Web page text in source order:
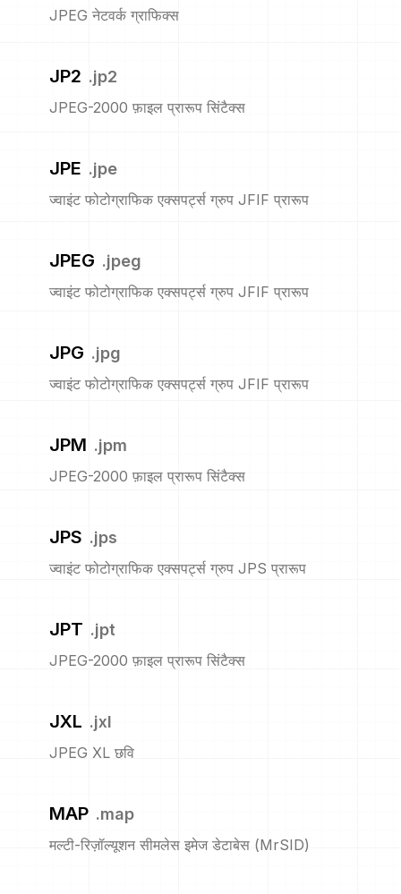
JPEG नेटवर्क ग्राफिक्स
JP2 .jp2
JPEG-2000 फ़ाइल प्रारूप सिंटैक्स
JPE .jpe
ज्वाइंट फोटोग्राफिक एक्सपर्ट्स ग्रुप JFIF प्रारूप
JPEG .jpeg
ज्वाइंट फोटोग्राफिक एक्सपर्ट्स ग्रुप JFIF प्रारूप
JPG .jpg
ज्वाइंट फोटोग्राफिक एक्सपर्ट्स ग्रुप JFIF प्रारूप
JPM .jpm
JPEG-2000 फ़ाइल प्रारूप सिंटैक्स
JPS .jps
ज्वाइंट फोटोग्राफिक एक्सपर्ट्स ग्रुप JPS प्रारूप
JPT .jpt
JPEG-2000 फ़ाइल प्रारूप सिंटैक्स
JXL .jxl
JPEG XL छवि
MAP .map
मल्टी-रिज़ॉल्यूशन सीमलेस इमेज डेटाबेस (MrSID)